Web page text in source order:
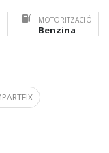
MOTORITZACIÓ
Benzina